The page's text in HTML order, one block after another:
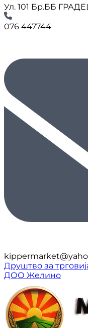
Ул. 101 Бр.ББ
076 447744
Друштво за
ДОО Желино